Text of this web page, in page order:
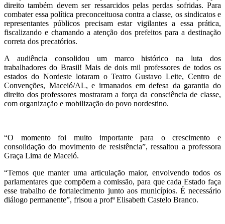
direito também devem ser ressarcidos pelas perdas sofridas. Para
combater essa política preconceituosa contra a classe, os sindicatos e
representantes públicos precisam estar vigilantes a essa prática,
fiscalizando e chamando a atenção dos prefeitos para a destinação
correta dos precatórios.
A audiência consolidou um marco histórico na luta dos
trabalhadores do Brasil! Mais de dois mil professores de todos os
estados do Nordeste lotaram o Teatro Gustavo Leite, Centro de
Convenções, Maceió/AL, e irmanados em defesa da garantia do
direito dos professores mostraram a força da consciência de classe,
com organização e mobilização do povo nordestino.
“O momento foi muito importante para o crescimento e
consolidação do movimento de resistência”, ressaltou a professora
Graça Lima de Maceió.
“Temos que manter uma articulação maior, envolvendo todos os
parlamentares que compõem a comissão, para que cada Estado faça
esse trabalho de fortalecimento junto aos municípios. É necessário
diálogo permanente”, frisou a profª Elisabeth Castelo Branco.